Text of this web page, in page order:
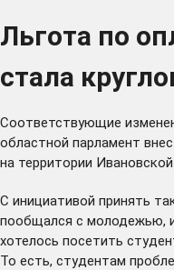
Льгота по
стала
Соответствующие
областной парламент
на территории
С инициативой принять
пообщался с молодежью,
хотелось посетить
То есть, студентам